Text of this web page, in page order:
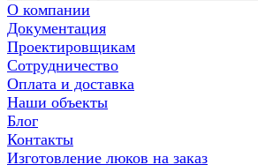
О компании
Документация
Проектировщикам
Сотрудничество
Оплата и доставка
Наши объекты
Блог
Контакты
Изготовление люков на заказ